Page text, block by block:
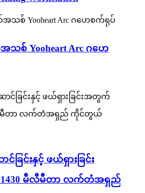
သစ် Yooheart Arc ဂဟေ
ခြင်းနှင့် ဖယ်ရှားခြင်း
မီလီမီတာ လက်တံအရှည်